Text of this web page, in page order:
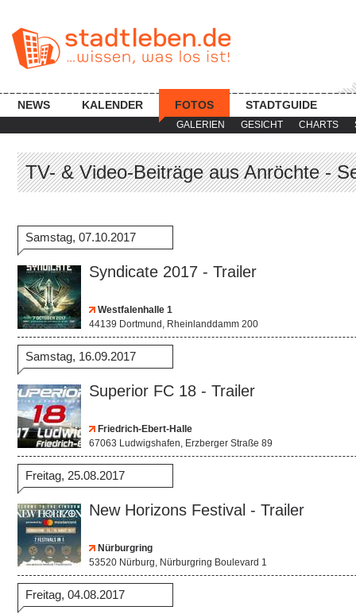
GALERIEN GESICHT CHARTS
NEWS KALENDER FOTOS STADTGUIDE
TV- & Video-Beiträge aus Anröchte -
Samstag, 07.10.2017
Syndicate 2017 - Trailer
Westfalenhalle 1
44139 Dortmund, Rheinlanddamm 200
Samstag, 16.09.2017
Superior FC 18 - Trailer
Friedrich-Ebert-Halle
67063 Ludwigshafen, Erzberger Straße 89
Freitag, 25.08.2017
New Horizons Festival - Trailer
Nürburgring
53520 Nürburg, Nürburgring Boulevard 1
Freitag, 04.08.2017